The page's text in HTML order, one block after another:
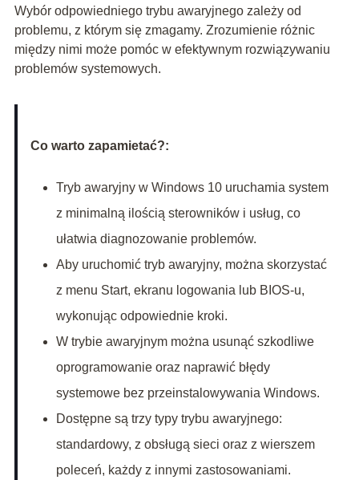
Wybór odpowiedniego trybu awaryjnego zależy od
problemu, z którym się zmagamy. Zrozumienie różnic
między nimi może pomóc w efektywnym rozwiązywaniu
problemów systemowych.
Co warto zapamietać?:
Tryb awaryjny w Windows 10 uruchamia system
z minimalną ilością sterowników i usług, co
ułatwia diagnozowanie problemów.
Aby uruchomić tryb awaryjny, można skorzystać
z menu Start, ekranu logowania lub BIOS-u,
wykonując odpowiednie kroki.
W trybie awaryjnym można usunąć szkodliwe
oprogramowanie oraz naprawić błędy
systemowe bez przeinstalowywania Windows.
Dostępne są trzy typy trybu awaryjnego:
standardowy, z obsługą sieci oraz z wierszem
poleceń, każdy z innymi zastosowaniami.